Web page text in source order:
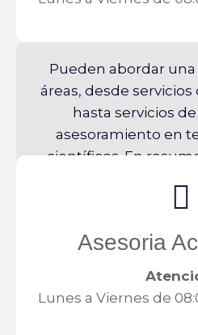
Pueden abordar
áreas, desde
hasta servicios
asesoramiento en
científicos. En
Asesoria
Lunes a Viernes de